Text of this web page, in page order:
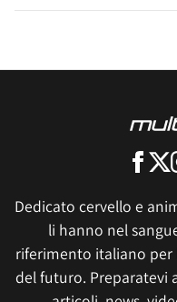
Dedicato cervello e
li hanno nel
riferimento italiano
del futuro. Preparatevi